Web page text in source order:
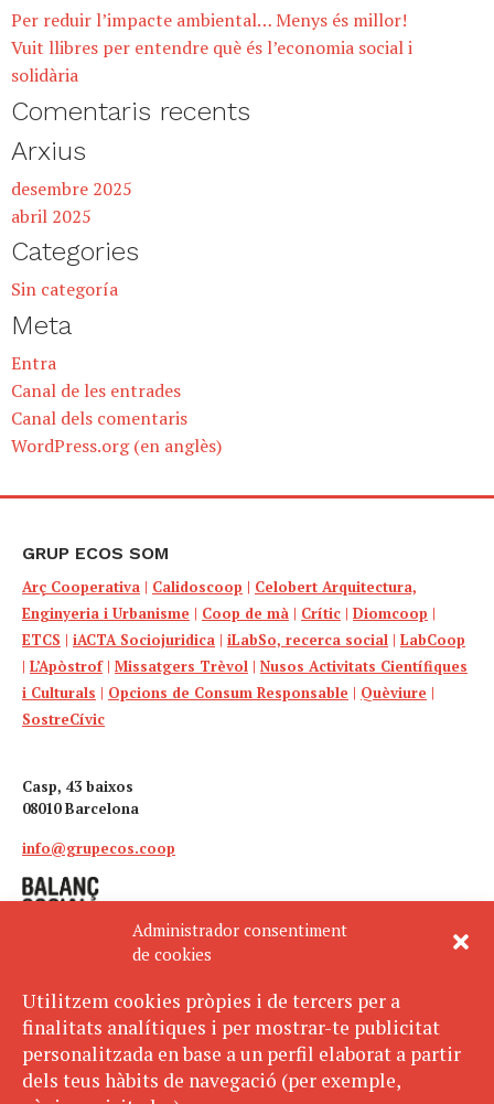
Administrador consentiment
de cookies
Utilitzem cookies pròpies i de tercers per a
finalitats analítiques i per mostrar-te publicitat
personalitzada en base a un perfil elaborat a partir
dels teus hàbits de navegació (per exemple,
Per reduir l’impacte ambiental… Menys és millor!
Vuit llibres per entendre què és l’economia social i
solidària
Comentaris recents
Arxius
desembre 2025
abril 2025
Categories
Sin categoría
Meta
Entra
Canal de les entrades
Canal dels comentaris
WordPress.org (en anglès)
GRUP ECOS SOM
Arç Cooperativa | Calidoscoop | Celobert Arquitectura,
Enginyeria i Urbanisme | Coop de mà | Crític | Diomcoop |
ETCS | iACTA Sociojuridica | iLabSo, recerca social | LabCoop
| L’Apòstrof| Missatgers Trèvol | Nusos Activitats Científiques
i Culturals | Opcions de Consum Responsable | Quèviure |
SostreCívic
Casp, 43 baixos
08010 Barcelona
info@grupecos.coop
Avís legal
Política de privacitat
Política de cookies
SUBSCRIU-TE
AL BUTLLETÍ